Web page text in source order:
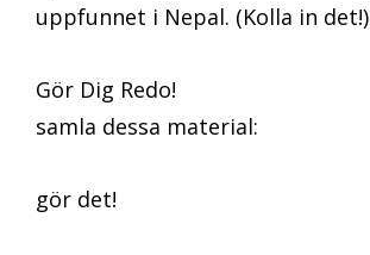
uppfunnet i Nepal. (Kolla in det!)
Gör Dig Redo!
samla dessa material:
gör det!